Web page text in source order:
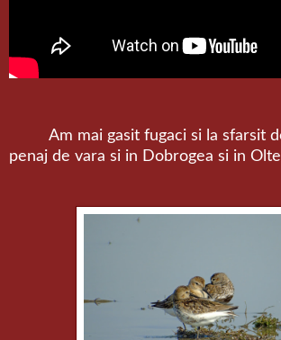
Am mai gasit fugaci si la sfarsit
penaj de vara si in Dobrogea si in